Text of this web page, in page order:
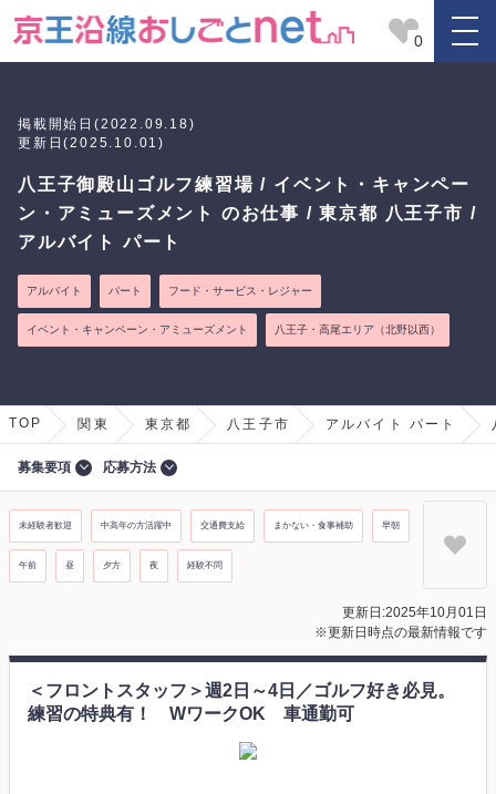
0
掲載開始日(2022.09.18)
更新日(2025.10.01)
八王子御殿山ゴルフ練習場 / イベント・キャンペー
ン・アミューズメント のお仕事 / 東京都 八王子市 /
アルバイト パート
アルバイト パート フード・サービス・レジャー
イベント・キャンペーン・アミューズメント 八王子・高尾エリア（北野以西）
TOP 関東 東京都 八王子市 アルバイト パート
募集要項 応募方法
未経験者歓迎 中高年の方活躍中 交通費支給 まかない・食事補助 早朝
午前 昼 夕方 夜 経験不問
更新日:2025年10月01日
※更新日時点の最新情報です
＜フロントスタッフ＞週2日～4日／ゴルフ好き必見。
練習の特典有！ WワークOK 車通勤可